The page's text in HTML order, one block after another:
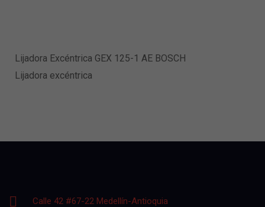
Lijadora Excéntrica GEX 125-1 AE BOSCH
Lijadora excéntrica
Calle 42 #67-22 Medellín-Antioquia